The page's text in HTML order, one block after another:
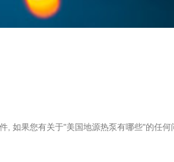
, 如果您有关于"美国地源热泵有哪些"的任何